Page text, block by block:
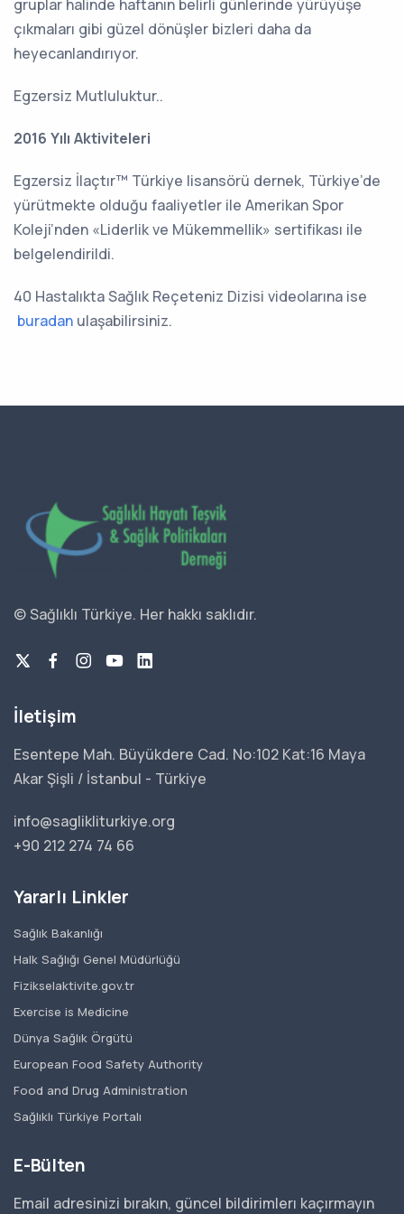
gruplar halinde haftanın belirli günlerinde yürüyüşe
çıkmaları gibi güzel dönüşler bizleri daha da
heyecanlandırıyor.
Egzersiz Mutluluktur..
2016 Yılı Aktiviteleri
Egzersiz İlaçtır™ Türkiye lisansörü dernek, Türkiye’de
yürütmekte olduğu faaliyetler ile Amerikan Spor
Koleji’nden «Liderlik ve Mükemmellik» sertifikası ile
belgelendirildi.
40 Hastalıkta Sağlık Reçeteniz Dizisi videolarına ise
buradan ulaşabilirsiniz.
© Sağlıklı Türkiye. Her hakkı saklıdır.
İletişim
Esentepe Mah. Büyükdere Cad. No:102 Kat:16 Maya
Akar Şişli / İstanbul - Türkiye
info@saglikliturkiye.org
+90 212 274 74 66
Yararlı Linkler
Sağlık Bakanlığı
Halk Sağlığı Genel Müdürlüğü
Fizikselaktivite.gov.tr
Exercise is Medicine
Dünya Sağlık Örgütü
European Food Safety Authority
Food and Drug Administration
Sağlıklı Türkiye Portalı
E-Bülten
Email adresinizi bırakın, güncel bildirimlerı kaçırmayın